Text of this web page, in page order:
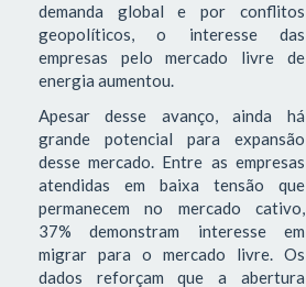
demanda global e por conflitos
geopolíticos, o interesse das
empresas pelo mercado livre de
energia aumentou.
Apesar desse avanço, ainda há
grande potencial para expansão
desse mercado. Entre as empresas
atendidas em baixa tensão que
permanecem no mercado cativo,
37% demonstram interesse em
migrar para o mercado livre. Os
dados reforçam que a abertura